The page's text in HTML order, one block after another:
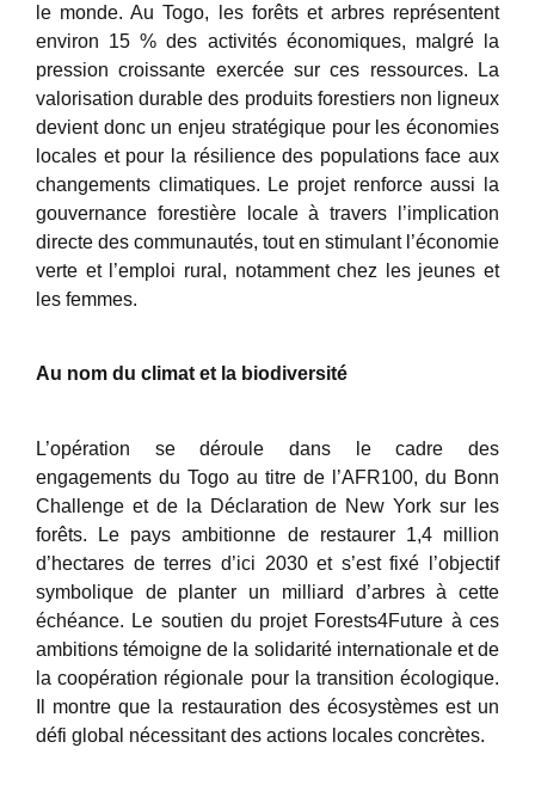
le monde. Au Togo, les forêts et arbres représentent
environ 15 % des activités économiques, malgré la
pression croissante exercée sur ces ressources. La
valorisation durable des produits forestiers non ligneux
devient donc un enjeu stratégique pour les économies
locales et pour la résilience des populations face aux
changements climatiques. Le projet renforce aussi la
gouvernance forestière locale à travers l’implication
directe des communautés, tout en stimulant l’économie
verte et l’emploi rural, notamment chez les jeunes et
les femmes.
Au nom du climat et la biodiversité
L’opération se déroule dans le cadre des
engagements du Togo au titre de l’AFR100, du Bonn
Challenge et de la Déclaration de New York sur les
forêts. Le pays ambitionne de restaurer 1,4 million
d’hectares de terres d’ici 2030 et s’est fixé l’objectif
symbolique de planter un milliard d’arbres à cette
échéance. Le soutien du projet Forests4Future à ces
ambitions témoigne de la solidarité internationale et de
la coopération régionale pour la transition écologique.
Il montre que la restauration des écosystèmes est un
défi global nécessitant des actions locales concrètes.